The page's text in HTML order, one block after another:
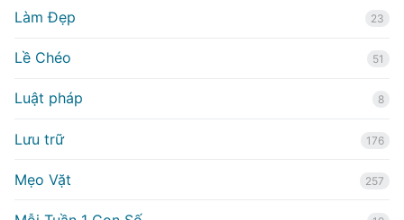
Làm Đẹp 23
Lề Chéo 51
Luật pháp 8
Lưu trữ 176
Mẹo Vặt 257